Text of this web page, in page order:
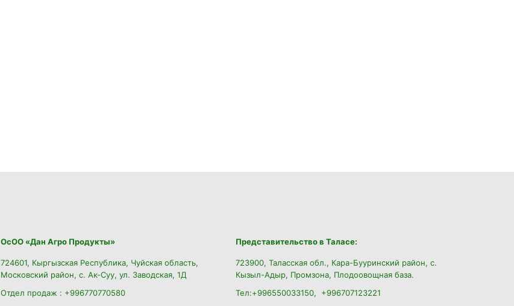
ОсОО «Дан Агро Продукты»
724601, Кыргызская Республика, Чуйская область,
Московский район, с. Ак-Суу, ул. Заводская, 1Д
Отдел продаж : +996770770580
Представительство в Таласе:
723900, Таласская обл., Кара-Бууринский район, с.
Кызыл-Адыр, Промзона, Плодоовощная база.
Тел:+996550033150, +996707123221